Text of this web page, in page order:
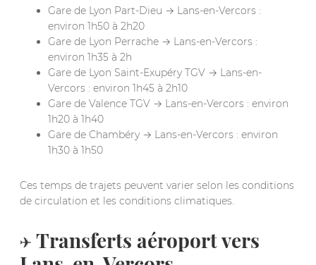
Gare de Lyon Part-Dieu → Lans-en-Vercors :
environ 1h50 à 2h20
Gare de Lyon Perrache → Lans-en-Vercors :
environ 1h35 à 2h
Gare de Lyon Saint-Exupéry TGV → Lans-en-
Vercors : environ 1h45 à 2h10
Gare de Valence TGV → Lans-en-Vercors : environ
1h20 à 1h40
Gare de Chambéry → Lans-en-Vercors : environ
1h30 à 1h50
Ces temps de trajets peuvent varier selon les conditions
de circulation et les conditions climatiques.
✈️ Transferts aéroport vers